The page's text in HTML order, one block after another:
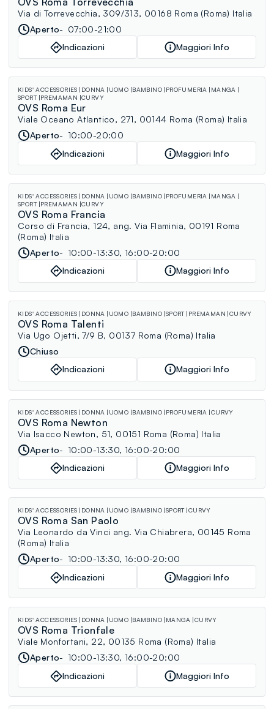
Via di Torrevecchia, 309/313, 00168 Roma (Roma) Italia
Aperto
07:00-21:00
Indicazioni
Maggiori Info
KIDS' ACCESSORIES DONNA UOMO BAMBINO PROFUMERIA
MANGA
SPORT PREMAMAN CURVY
OVS Roma Eur
Viale Oceano Atlantico, 271, 00144 Roma (Roma) Italia
Aperto
10:00-20:00
Indicazioni
Maggiori Info
KIDS' ACCESSORIES DONNA UOMO BAMBINO PROFUMERIA
MANGA
SPORT PREMAMAN CURVY
OVS Roma Francia
Corso di Francia, 124, ang. Via Flaminia, 00191 Roma
(Roma) Italia
Aperto
10:00-13:30, 16:00-20:00
Indicazioni
Maggiori Info
KIDS' ACCESSORIES DONNA UOMO BAMBINO SPORT PREMAMAN CURVY
OVS Roma Talenti
Via Ugo Ojetti, 7/9 B, 00137 Roma (Roma) Italia
Chiuso
Indicazioni
Maggiori Info
KIDS' ACCESSORIES DONNA UOMO BAMBINO PROFUMERIA CURVY
OVS Roma Newton
Via Isacco Newton, 51, 00151 Roma (Roma) Italia
Aperto
10:00-13:30, 16:00-20:00
Indicazioni
Maggiori Info
KIDS' ACCESSORIES DONNA UOMO BAMBINO SPORT CURVY
OVS Roma San Paolo
Via Leonardo da Vinci ang. Via Chiabrera, 00145 Roma
(Roma) Italia
Aperto
10:00-13:30, 16:00-20:00
Indicazioni
Maggiori Info
KIDS' ACCESSORIES DONNA UOMO BAMBINO MANGA CURVY
OVS Roma Trionfale
Viale Monfortani, 22, 00135 Roma (Roma) Italia
Aperto
10:00-13:30, 16:00-20:00
Indicazioni
Maggiori Info